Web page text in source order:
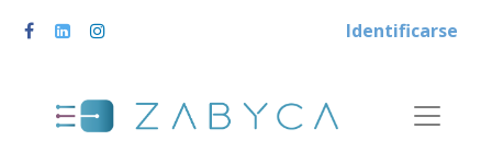
Identificarse